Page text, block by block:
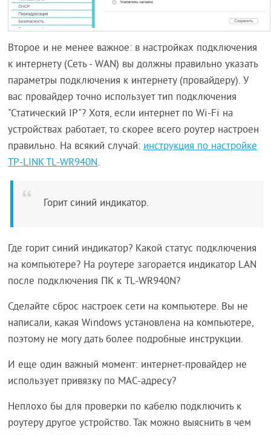
Второе и не менее важное: в настройках подключения
к интернету (Сеть - WAN) вы должны правильно указать
параметры подключения к интернету (провайдеру). У
вас провайдер точно использует тип подключения
"Статический IP"? Хотя, если интернет по Wi-Fi на
устройствах работает, то скорее всего роутер настроен
правильно. На всякий случай:инструкция по настройке
TP-LINK TL-WR940N.
Горит синий индикатор.
Где горит синий индикатор? Какой статус подключения
на компьютере? На роутере загорается индикатор LAN
после подключения ПК к TL-WR940N?
Сделайте сброс настроек сети на компьютере. Вы не
написали, какая Windows установлена на компьютере,
поэтому не могу дать более подробные инструкции.
И еще один важный момент: интернет-провайдер не
использует привязку по MAC-адресу?
Неплохо бы для проверки по кабелю подключить к
роутеру другое устройство. Так можно выяснить в чем